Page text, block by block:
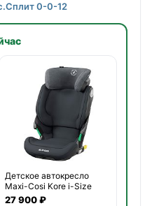
0-0-12
Детское автокресло
Maxi-Cosi Kore i-Size
27 900 ₽